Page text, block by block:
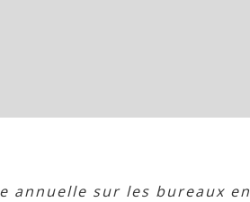
annuelle sur les bureaux en